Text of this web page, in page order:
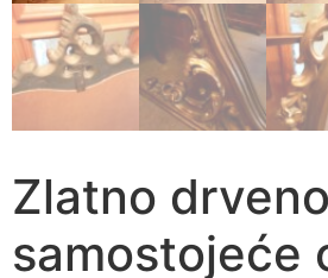
Zlatno drveno
samostojeće